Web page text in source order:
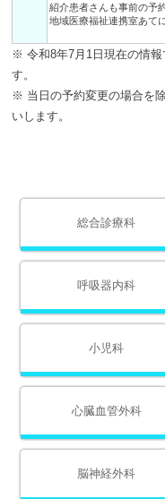
紹介患者さんも事前の予
地域医療福祉連携室あて
※ 令和8年7月1日現在の情報
す。
※ 当日の予約変更の場合を
いします。
総合診療科
呼吸器内科
小児科
心臓血管外科
脳神経外科